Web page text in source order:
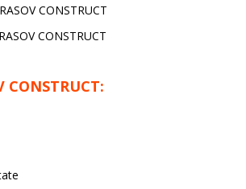
CONSTRUCT
CONSTRUCT
CONSTRUCT: